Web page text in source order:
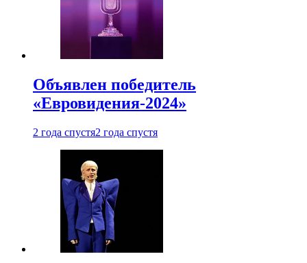
Объявлен победитель
«Евровидения-2024»
2 года спустя2 года спустя